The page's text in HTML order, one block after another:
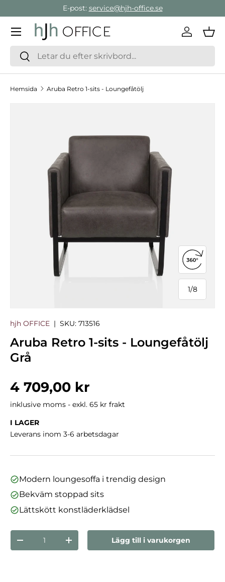
Gå direkt till innehållet
E-post: service@hjh-office.se
SökSök
Logga in
Meny
Hemsida Aruba Retro 1-sits - Loungefåtölj
1/
från
8
Öppna
hjh OFFICE | SKU: 713516
Aruba Retro 1-sits - Loungefåtölj
Grå
Normalpris
4 709,00 kr
inklusive moms - exkl. 65 kr frakt
I LAGER
Leverans inom 3-6 arbetsdagar
Modern loungesoffa i trendig design
Bekväm stoppad sits
Lättskött konstläderklädsel
nummer
Minska mängdenÖka kvantitetenLägg till i varukorgen